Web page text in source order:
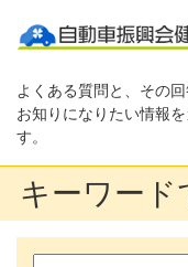
よくある質問と、その回
お知りになりたい情報
す。
キーワード